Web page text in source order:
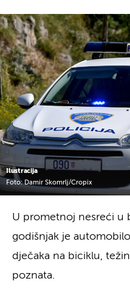
Ilustracija
Foto: Damir Skomrlj/Cropix
U prometnoj nesreći u
godišnjak je
dječaka na biciklu,
poznata.